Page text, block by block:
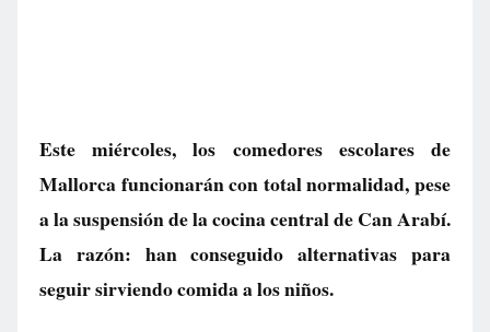
Este miércoles, los comedores escolares de
Mallorca funcionarán con total normalidad, pese
a la suspensión de la cocina central de Can Arabí.
La razón: han conseguido alternativas para
seguir sirviendo comida a los niños.